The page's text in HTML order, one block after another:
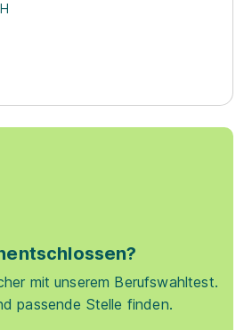
mit unserem Berufswahltest.
passende Stelle finden.